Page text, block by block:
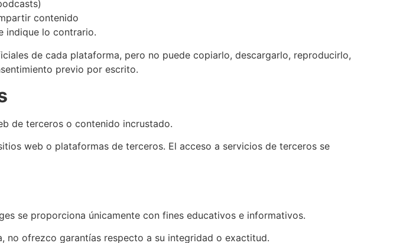
contenido
indique lo contrario.
de cada plataforma, pero no puede copiarlo, descargarlo, reproducirlo,
previo por escrito.
de terceros o contenido incrustado.
web o plataformas de terceros. El acceso a servicios de terceros se
se proporciona únicamente con fines educativos e informativos.
no ofrezco garantías respecto a su integridad o exactitud.